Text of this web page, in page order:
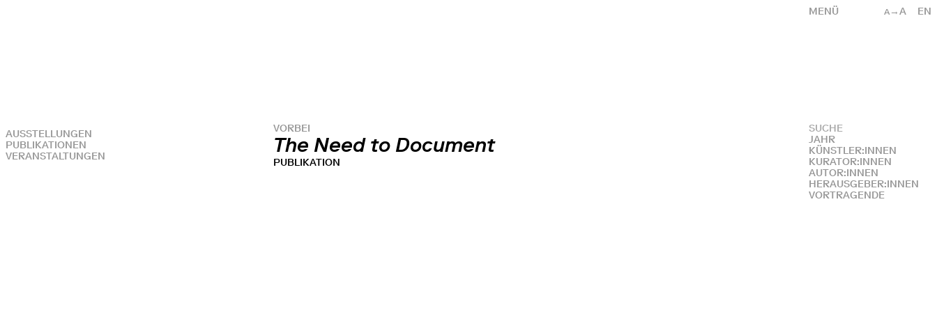
A →A EN
MENÜ
AUSSTELLUNGEN
PUBLIKATIONEN
VERANSTALTUNGEN
JAHR
KÜNSTLER:INNEN
KURATOR:INNEN
AUTOR:INNEN
HERAUSGEBER:INNEN
VORTRAGENDE
VORBEI
The Need to Document
PUBLIKATION